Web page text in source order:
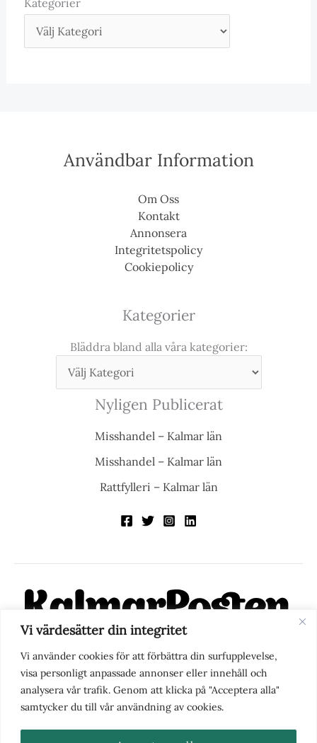
Vi värdesätter din integritet
Vi använder cookies för att förbättra din surfupplevelse,
visa personligt anpassade annonser eller innehåll och
analysera vår trafik. Genom att klicka på "Acceptera alla"
samtycker du till vår användning av cookies.
Användbar Information
Om Oss
Kontakt
Annonsera
Integritetspolicy
Cookiepolicy
Kategorier
Bläddra bland alla våra kategorier:
Nyligen Publicerat
Misshandel – Kalmar län
Misshandel – Kalmar län
Rattfylleri – Kalmar län
KalmarPosten är en modern lokalnyhetstidning på nätet. Med
fokus på Kalmarregionen, men också med blick för det större
perspektivet, vill vi vara din självklara kanal för nyheter,
berättelser och engagemang. KalmarPosten grundades 1988 och
fick nya ägare 2025.